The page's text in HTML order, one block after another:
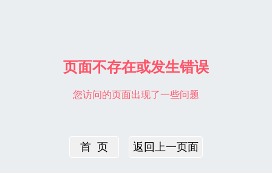
页面不存在或发生错误
您访问的页面出现了一些问题
首 页 返回上一页面